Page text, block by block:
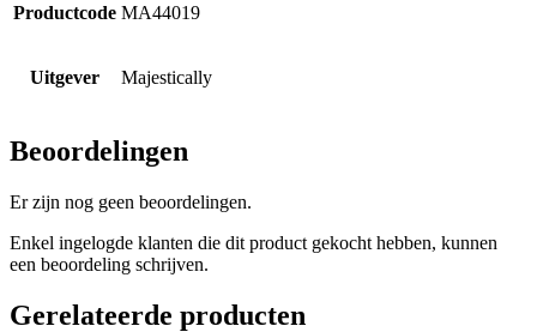
Productcode MA44019
Uitgever Majestically
Beoordelingen
Er zijn nog geen beoordelingen.
Enkel ingelogde klanten die dit product gekocht hebben, kunnen
een beoordeling schrijven.
Gerelateerde producten